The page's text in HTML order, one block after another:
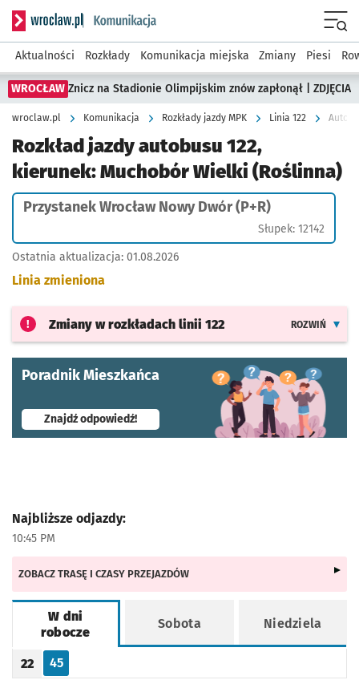
Serwis informacyjny wroclaw.pl podserwis: Komunikacja
Aktualności Rozkłady Komunikacja miejska Zmiany Piesi
WROCŁAW Znicz na Stadionie Olimpijskim znów zapłonął | ZDJĘCIA
wroclaw.pl Komunikacja Rozkłady jazdy MPK Linia 122
Rozkład jazdy autobusu 122,
kierunek: Muchobór Wielki (Roślinna)
Przystanek Wrocław Nowy Dwór (P+R)
Słupek: 12142
Ostatnia aktualizacja: 01.08.2026
Linia zmieniona
Zmiany w rozkładach linii 122 ROZWIŃ
Poradnik Mieszkańca
Znajdź odpowiedź!- otworzy się w nowej karcie
Najbliższe odjazdy:
10:45 PM
ZOBACZ TRASĘ I CZASY PRZEJAZDÓW
W dni
robocze
Sobota Niedziela
Rozkład jazdy -
Godzina odjazdu
22
Odjazd
45
minut po godzinie 22